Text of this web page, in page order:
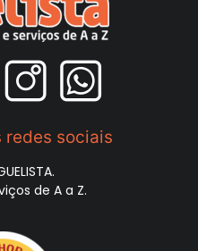
redes sociais
de A a Z.